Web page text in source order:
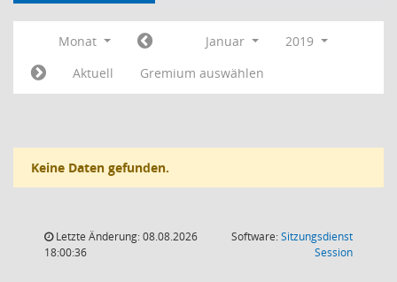
Monat Januar
2019
Aktuell
Gremium auswählen
Keine Daten gefunden.
Letzte Änderung: 08.08.2026
18:00:36
Software:Sitzungsdienst
Session(Wird in